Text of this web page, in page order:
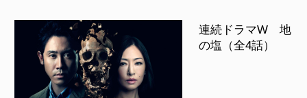
連続ドラマW 地
の塩（全4話）